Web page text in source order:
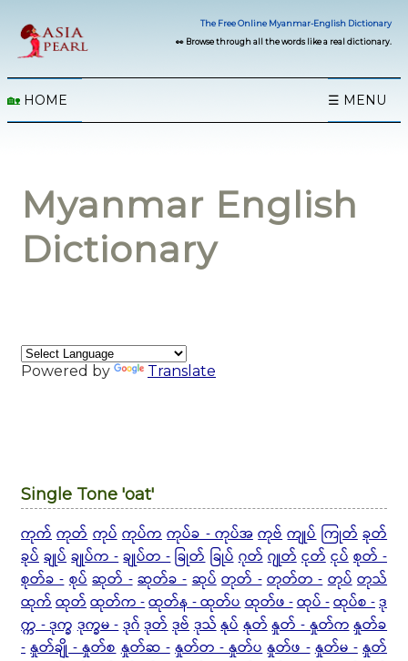
The Free Online Myanmar-English Dictionary
👀 Browse through all the words like a real dictionary.
🏡 HOME ☰ MENU
Myanmar English
Dictionary
Powered by Translate
Single Tone 'oat'
ကုက် ကုတ် ကုပ် ကုပ်က ကုပ်ခ - ကုပ်အ ကုဗ် ကျုပ် ကြုတ် ခုတ်
ခုပ် ချုပ် ချုပ်က - ချုပ်တ - ခြုတ် ခြုပ် ဂုတ် ဂျုတ် ငုတ် ငုပ် စုတ် -
စုတ်ခ - စုပ် ဆုတ် - ဆုတ်ခ - ဆုပ် တုတ် - တုတ်တ - တုပ် တုသ်
ထုက်ထုတ်ထုတ်က -ထုတ်န - ထုတ်ပထုတ်ဖ -ထုပ် -ထုပ်စ -ဒု
က္က - ဒုက္ခဒုက္ခမ -ဒုဂ်ဒုတ်ဒုဗ်ဒုသ်နုပ်နုတ်နှုတ် - နှုတ်ကနှုတ်ခ
- နှုတ်ချို - နှုတ်စ နှုတ်ဆ - နှုတ်တ - နှုတ်ပ နှုတ်ဖ - နှုတ်မ - နှုတ်